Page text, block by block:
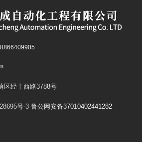
区经十西路3788号
号-3 鲁公网安备37010402441282